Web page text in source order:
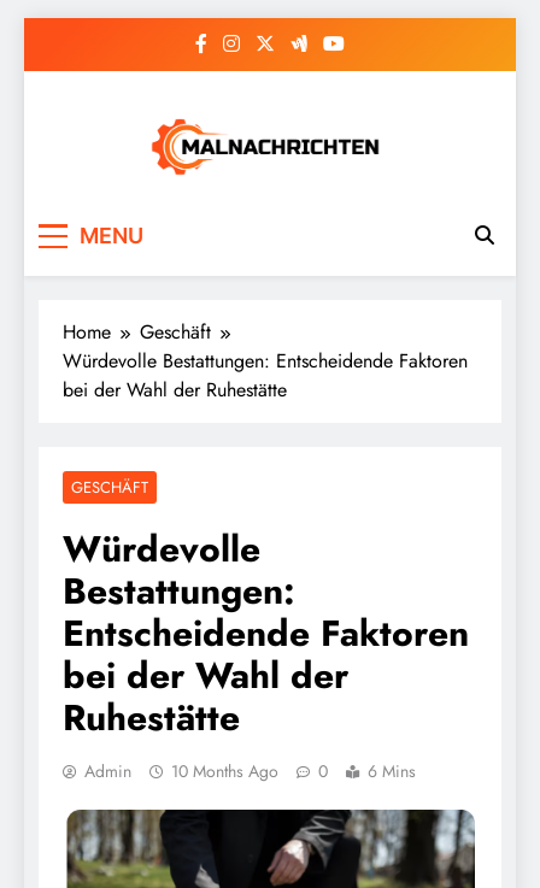
MENU
Home
Geschäft
Würdevolle Bestattungen: Entscheidende Faktoren
bei der Wahl der Ruhestätte
GESCHÄFT
Würdevolle
Bestattungen:
Entscheidende Faktoren
bei der Wahl der
Ruhestätte
Admin 10 Months Ago 0 6 Mins